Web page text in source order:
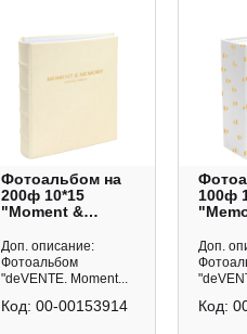
Фотоальбом на
200ф 10*15
"Moment &
Молочный"
кармашки
9028511 deVENTE
Доп. описание:
Фотоальбом
"deVENTE. Moment...
Код: 00-00153914
100ф
Доп.
Код: